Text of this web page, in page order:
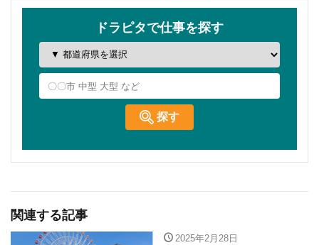
関連する記事
2025年2月28日